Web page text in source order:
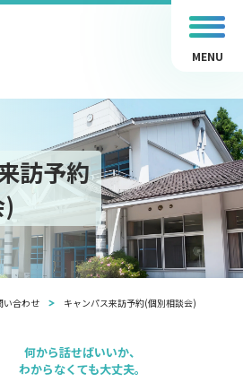
MENU
訪予約
い合わせ キャンパス来訪予約(個別相談会)
何から話せばいいか、
わからなくても大丈夫。